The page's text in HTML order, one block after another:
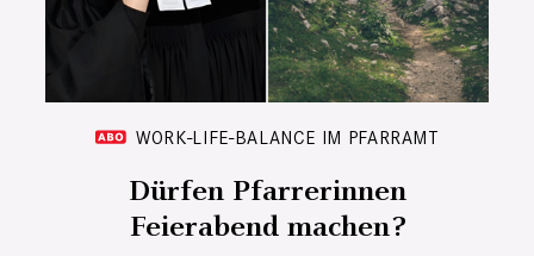
WORK-LIFE-BALANCE IM PFARRAMT
Dürfen Pfarrerinnen
Feierabend machen?